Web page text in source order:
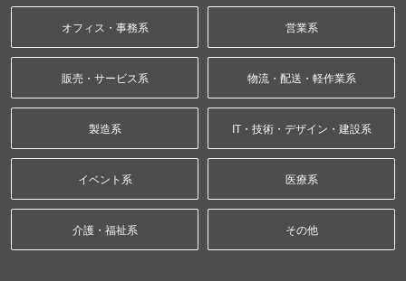
オフィス・事務系 営業系
販売・サービス系 物流・配送・軽作業系
製造系 IT・技術・デザイン・建設系
イベント系 医療系
介護・福祉系 その他